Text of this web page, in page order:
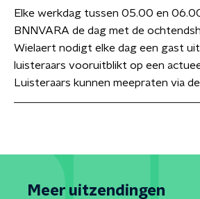
Elke werkdag tussen 05.00 en
BNNVARA de dag met de
Wielaert nodigt elke dag een gast
luisteraars vooruitblikt op een
Luisteraars kunnen meepraten via
Meer uitzendingen